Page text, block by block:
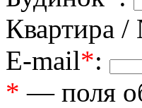
Квартира /
E-mail*:
* — поля